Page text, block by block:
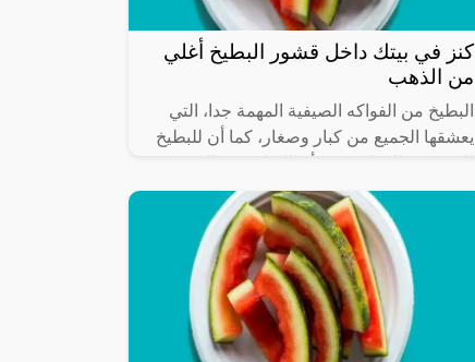
كنز في بيتك داخل قشور البطيخ أغلي
من الذهب
البطيخ من الفواكه الصيفية المهمة جدا، التي
يعشقها الجميع من كبار وصغار، كما أن للبطيخ
بالفيتامينات والألياف الهامة